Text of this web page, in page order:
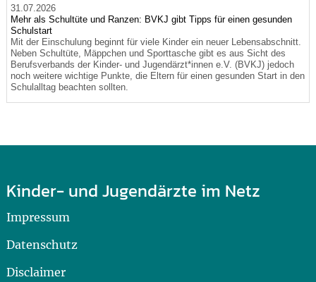
31.07.2026
Mehr als Schultüte und Ranzen: BVKJ gibt Tipps für einen gesunden
Schulstart
Mit der Einschulung beginnt für viele Kinder ein neuer Lebensabschnitt.
Neben Schultüte, Mäppchen und Sporttasche gibt es aus Sicht des
Berufsverbands der Kinder- und Jugendärzt*innen e.V. (BVKJ) jedoch
noch weitere wichtige Punkte, die Eltern für einen gesunden Start in den
Schulalltag beachten sollten.
Kinder- und Jugendärzte im Netz
Impressum
Datenschutz
Disclaimer